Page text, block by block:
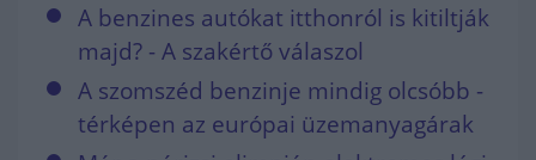
A benzines autókat itthonról is kitiltják
majd? - A szakértő válaszol
A szomszéd benzinje mindig olcsóbb -
térképen az európai üzemanyagárak